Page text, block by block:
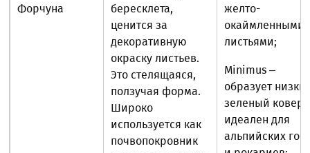
Форчуна
бересклета,
ценится за
декоративную
окраску листьев.
Это стелящаяся,
ползучая форма.
Широко
используется как
почвопокровник
желто-
окаймленными
листьями;
Minimus –
образует
зеленый ковер,
идеален для
альпийских